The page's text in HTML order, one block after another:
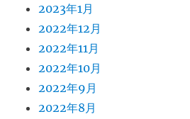
2023年1月
2022年12月
2022年11月
2022年10月
2022年9月
2022年8月